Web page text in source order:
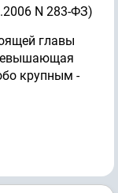
N 283-ФЗ)
главы
крупным -